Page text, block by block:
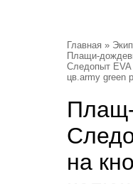
Главная »
Плащи-
Следопыт
цв.army green
на